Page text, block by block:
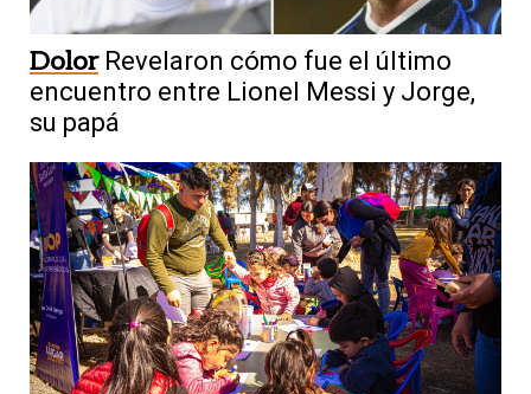
Dolor Revelaron cómo fue el último
encuentro entre Lionel Messi y Jorge,
su papá